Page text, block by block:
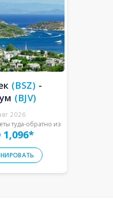
(BSZ) -
(BJV)
2026
туда-обратно из
1,096*